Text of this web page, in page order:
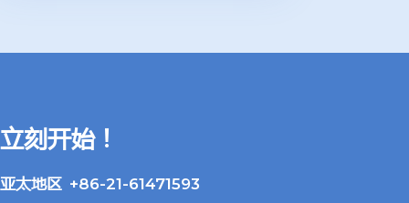
立刻开始！
亚太地区 +86-21-61471593